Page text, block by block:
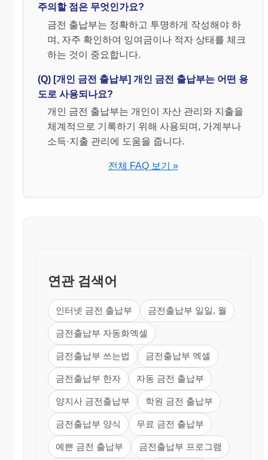
주의할 점은 무엇인가요?
금전 출납부는 정확하고 투명하게 작성해야 하
며, 자주 확인하여 잉여금이나 적자 상태를 체크
하는 것이 중요합니다.
(Q) [개인 금전 출납부] 개인 금전 출납부는 어떤 용
도로 사용되나요?
개인 금전 출납부는 개인이 자산 관리와 지출을
체계적으로 기록하기 위해 사용되며, 가계부나
소득·지출 관리에 도움을 줍니다.
전체 FAQ 보기 »
연관 검색어
인터넷 금전 출납부 금전출납부 일일, 월
금전출납부 자동화엑셀
금전출납부 쓰는법 금전출납부 엑셀
금전출납부 한자 자동 금전 출납부
양지사 금전출납부 학원 금전 출납부
금전출납부 양식 무료 금전 출납부
예쁜 금전 출납부 금전출납부 프로그램